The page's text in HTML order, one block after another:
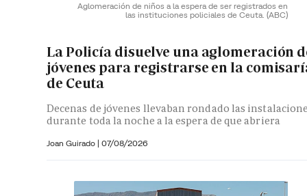
Aglomeración de niños a la espera de ser registrados en
las instituciones policiales de Ceuta. (ABC)
La Policía disuelve una aglomeración
jóvenes para registrarse en la
de Ceuta
Decenas de jóvenes llevaban rondado las
durante toda la noche a la espera de que abriera
Joan Guirado | 07/08/2026